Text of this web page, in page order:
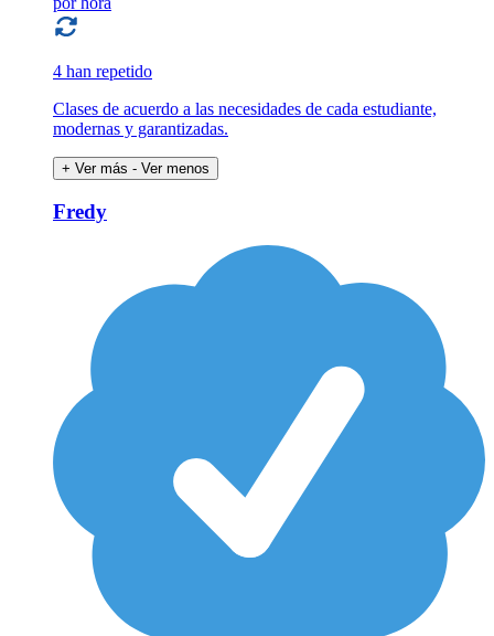
4 han repetido
Clases de acuerdo a las necesidades de cada estudiante,
modernas y garantizadas.
+ Ver más - Ver menos
Fredy